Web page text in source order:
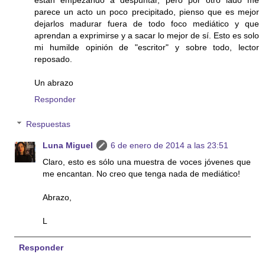
parece un acto un poco precipitado, pienso que es mejor
dejarlos madurar fuera de todo foco mediático y que
aprendan a exprimirse y a sacar lo mejor de sí. Esto es solo
mi humilde opinión de "escritor" y sobre todo, lector
reposado.
Un abrazo
Responder
Respuestas
Luna Miguel
6 de enero de 2014 a las 23:51
Claro, esto es sólo una muestra de voces jóvenes que
me encantan. No creo que tenga nada de mediático!
Abrazo,
L
Responder